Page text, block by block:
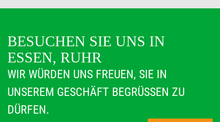
BESUCHEN SIE UNS IN
ESSEN, RUHR
WIR WÜRDEN UNS FREUEN, SIE IN
UNSEREM GESCHÄFT BEGRÜSSEN ZU D
ÜRFEN.